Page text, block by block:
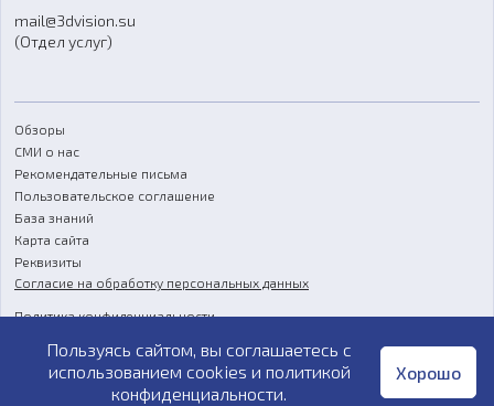
mail@3dvision.su
(Отдел услуг)
Обзоры
СМИ о нас
Рекомендательные письма
Пользовательское соглашение
База знаний
Карта сайта
Реквизиты
Согласие на обработку персональных данных
Политика конфиденциальности
Публичная оферта
Пользуясь сайтом, вы соглашаетесь с
использованием cookies и политикой
конфиденциальности.
Хорошо